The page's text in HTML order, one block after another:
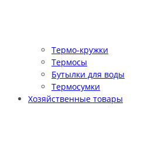
Термо-кружки
Термосы
Бутылки для воды
Термосумки
Хозяйственные товары